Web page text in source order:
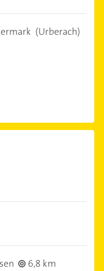
(Urberach)
6,8 km